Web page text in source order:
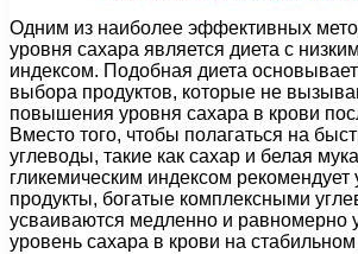
Одним из наиболее эффективных
уровня сахара является диета с
индексом. Подобная диета
выбора продуктов, которые не
повышения уровня сахара в крови
Вместо того, чтобы полагаться на
углеводы, такие как сахар и белая
гликемическим индексом рекомендует
продукты, богатые комплексными
усваиваются медленно и равномерно
уровень сахара в крови на